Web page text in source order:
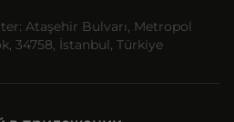
Ataşehir Bulvarı, Metropol
34758, İstanbul, Türkiye